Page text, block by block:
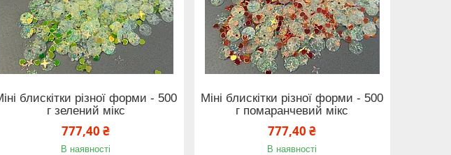
блискітки різної форми - 500
г зелений мікс
777,40 ₴
В наявності
Міні блискітки різної форми - 500
г помаранчевий мікс
777,40 ₴
В наявності